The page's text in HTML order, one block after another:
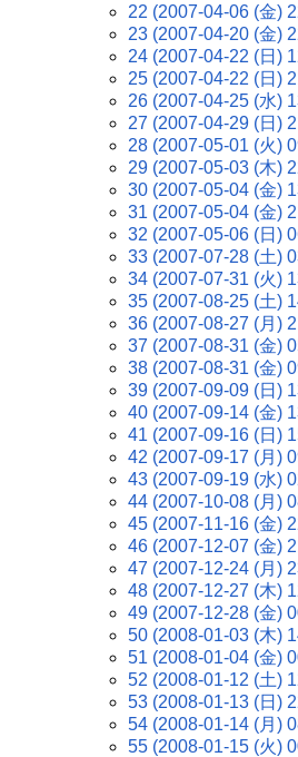
22 (2007-04-06 (金)
23 (2007-04-20 (金)
24 (2007-04-22 (日)
25 (2007-04-22 (日)
26 (2007-04-25 (水)
27 (2007-04-29 (日)
28 (2007-05-01 (火)
29 (2007-05-03 (木)
30 (2007-05-04 (金)
31 (2007-05-04 (金)
32 (2007-05-06 (日)
33 (2007-07-28 (土)
34 (2007-07-31 (火)
35 (2007-08-25 (土)
36 (2007-08-27 (月)
37 (2007-08-31 (金)
38 (2007-08-31 (金)
39 (2007-09-09 (日)
40 (2007-09-14 (金)
41 (2007-09-16 (日)
42 (2007-09-17 (月)
43 (2007-09-19 (水)
44 (2007-10-08 (月)
45 (2007-11-16 (金)
46 (2007-12-07 (金)
47 (2007-12-24 (月)
48 (2007-12-27 (木)
49 (2007-12-28 (金)
50 (2008-01-03 (木)
51 (2008-01-04 (金)
52 (2008-01-12 (土)
53 (2008-01-13 (日)
54 (2008-01-14 (月)
55 (2008-01-15 (火)